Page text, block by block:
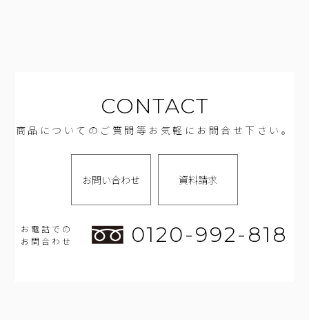
CONTACT
商品についてのご質問等お気軽にお問合せ下さい。
お問い合わせ 資料請求
お電話での
お問合わせ
0120-992-818